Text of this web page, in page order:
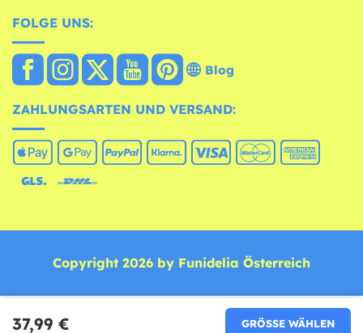
37,99 € GRÖSSE WÄHLEN
FOLGE UNS:
Blog
ZAHLUNGSARTEN UND VERSAND:
Copyright 2026 by Funidelia Österreich